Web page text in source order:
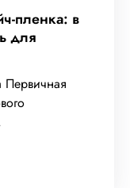
пленка: в
для
Первичная